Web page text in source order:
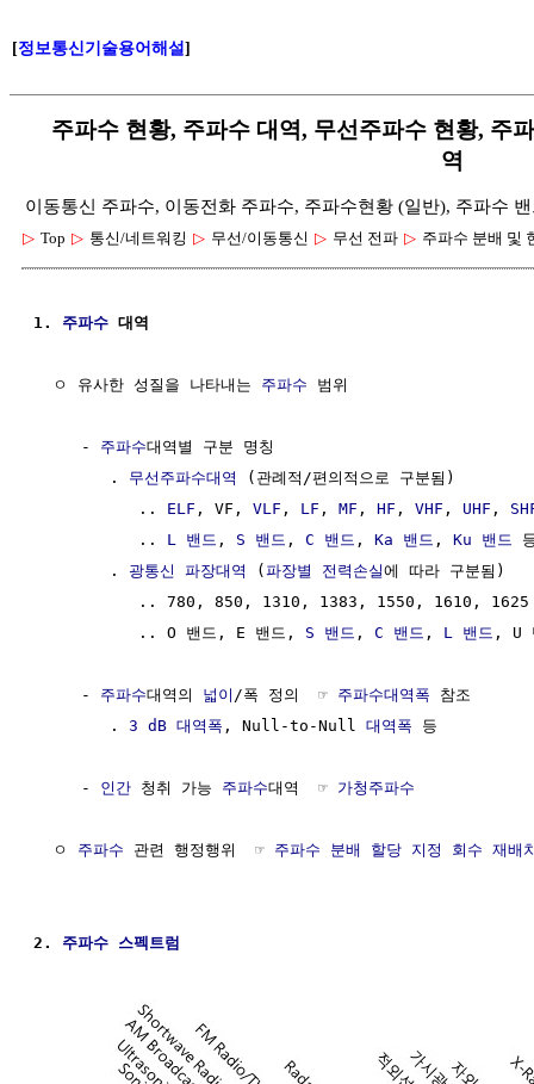
[정보통신기술용어해설]
주파수 현황, 주파수 대역, 무선주파수 현황, 주
역
이동통신 주파수, 이동전화 주파수, 주파수현황 (일반), 주파수
▷ Top ▷ 통신/네트워킹 ▷ 무선/이동통신 ▷ 무선 전파 ▷ 주파수 분배 및
1. 주파수 대역
  ㅇ 유사한 성질을 나타내는
주파수 범위
     -
주파수대역별 구분 명칭
        .
무선주파수대역
(관례적/편의적으로 구분됨)
           ..
ELF , VF, VLF , LF , MF , HF , VHF , UHF ,
           ..
L 밴드 , S 밴드 , C 밴드 , Ka 밴드 , Ku 밴드
        .
광통신 파장대역 (파장별 전력손실에 따라 구분됨)
.. 780, 850, 1310, 1383, 1550, 1610, 1625
           .. O 밴드, E 밴드,
S 밴드 , C 밴드 , L 밴드 , U
     -
주파수대역의 넓이 /폭 정의  ☞ 주파수대역폭 참조
        .
3 dB 대역폭 , Null-to-Null 대역폭 등
     -
인간 청취 가능 주파수대역  ☞ 가청주파수
  ㅇ
주파수 관련 행정행위  ☞ 주파수 분배 할당 지정 회수 재배
2. 주파수 스펙트럼